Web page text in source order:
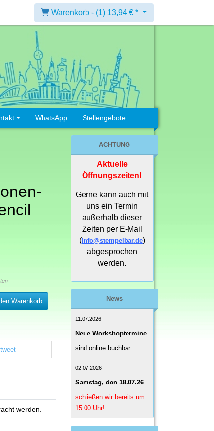
Warenkorb - (1) 13,94 € *
WhatsApp Stellengebote
Warenkorb
tweet
werden.
ACHTUNG
Aktuelle
Öffnungszeiten!
Gerne kann auch mit
uns ein Termin
außerhalb dieser
Zeiten per E-Mail
(info@stempelbar.de)
abgesprochen
werden.
News
11.07.2026
Neue Workshoptermine
sind online buchbar.
02.07.2026
Samstag, den 18.07.26
schließen wir bereits um
15:00 Uhr!